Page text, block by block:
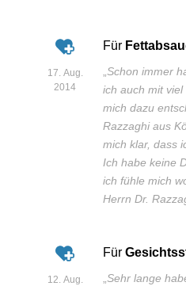
17. Aug.
2014
Für
Schon immer
ich auch mit
mich dazu
Razzaghi aus
mich klar, dass
Ich habe keine
ich fühle mich
Herrn Dr.
12. Aug.
Für
Sehr lange